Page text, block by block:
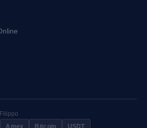
Amex Bitcoin USDT